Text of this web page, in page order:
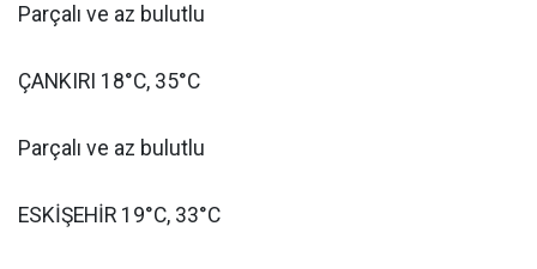
Parçalı ve az bulutlu
ÇANKIRI 18°C, 35°C
Parçalı ve az bulutlu
ESKİŞEHİR 19°C, 33°C